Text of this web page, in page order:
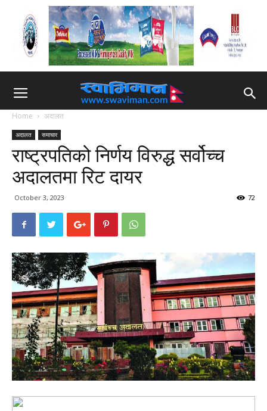
Home अदालत
अदालत समाचार
राष्ट्रपतिको निर्णय विरुद्ध सर्वोच्च
अदालतमा रिट दायर
October 3, 2023 72